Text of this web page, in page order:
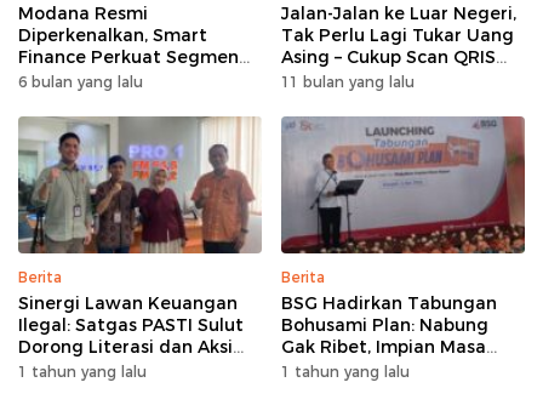
Modana Resmi
Diperkenalkan, Smart
Finance Perkuat Segmen
Pembiayaan Multiguna
6 bulan yang lalu
Jalan-Jalan ke Luar Negeri,
Tak Perlu Lagi Tukar Uang
Asing – Cukup Scan QRIS
Pakai BRImo
11 bulan yang lalu
Berita
Sinergi Lawan Keuangan
Ilegal: Satgas PASTI Sulut
Dorong Literasi dan Aksi
Kolektif Masyarakat
1 tahun yang lalu
Berita
BSG Hadirkan Tabungan
Bohusami Plan: Nabung
Gak Ribet, Impian Masa
Depan Makin Dekat!
1 tahun yang lalu